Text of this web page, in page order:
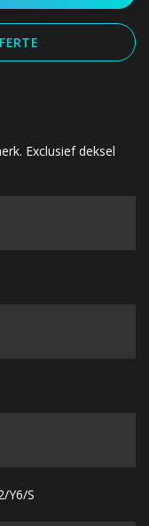
Exclusief deksel
Y6/S